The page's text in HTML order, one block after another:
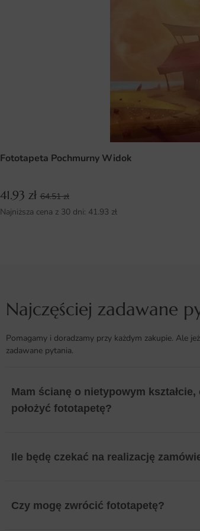
Fototapeta Pochmurny Widok
41.93 zł 64.51zł
Najniższa cena z 30 dni: 41.93 zł
Najczęściej zadawane
Pomagamy i doradzamy przy każdym zakupie. Ale
zadawane pytania.
Mam ścianę o nietypowym
położyć fototapetę?
Ile będę czekać na realizację
Czy mogę zwrócić fototapetę?